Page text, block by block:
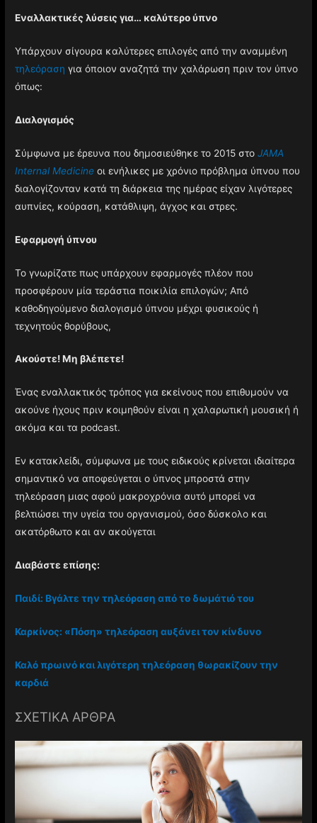
Εναλλακτικές λύσεις για… καλύτερο ύπνο
Υπάρχουν σίγουρα καλύτερες επιλογές από την αναμμένη
τηλεόραση για όποιον αναζητά την χαλάρωση πριν τον ύπνο
όπως:
Διαλογισμός
Σύμφωνα με έρευνα που δημοσιεύθηκε το 2015 στοJAMA
Internal Medicine οι ενήλικες με χρόνιο πρόβλημα ύπνου που
διαλογίζονταν κατά τη διάρκεια της ημέρας είχαν λιγότερες
αυπνίες, κούραση, κατάθλιψη, άγχος και στρες.
Εφαρμογή ύπνου
Το γνωρίζατε πως υπάρχουν εφαρμογές πλέον που
προσφέρουν μία τεράστια ποικιλία επιλογών; Από
καθοδηγούμενο διαλογισμό ύπνου μέχρι φυσικούς ή
τεχνητούς θορύβους,
Ακούστε! Μη βλέπετε!
Ένας εναλλακτικός τρόπος για εκείνους που επιθυμούν να
ακούνε ήχους πριν κοιμηθούν είναι η χαλαρωτική μουσική ή
ακόμα και τα podcast.
Εν κατακλείδι, σύμφωνα με τους ειδικούς κρίνεται ιδιαίτερα
σημαντικό να αποφεύγεται ο ύπνος μπροστά στην
τηλεόραση μιας αφού μακροχρόνια αυτό μπορεί να
βελτιώσει την υγεία του οργανισμού, όσο δύσκολο και
ακατόρθωτο και αν ακούγεται
Διαβάστε επίσης:
Παιδί: Βγάλτε την τηλεόραση από το δωμάτιό του
Καρκίνος: «Πόση» τηλεόραση αυξάνει τον κίνδυνο
Καλό πρωινό και λιγότερη τηλεόραση θωρακίζουν την
καρδιά
ΣΧΕΤΙΚΑ ΑΡΘΡΑ